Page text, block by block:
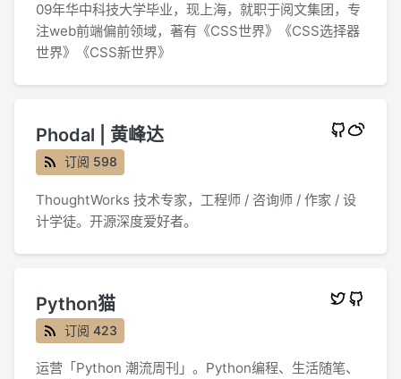
09年华中科技大学毕业，现上海，就职于阅文集团，专
注web前端偏前领域，著有《CSS世界》《CSS选择器
世界》《CSS新世界》
Phodal | 黄峰达
订阅 598
ThoughtWorks 技术专家，工程师 / 咨询师 / 作家 / 设
计学徒。开源深度爱好者。
Python猫
订阅 423
运营「Python 潮流周刊」。Python编程、生活随笔、